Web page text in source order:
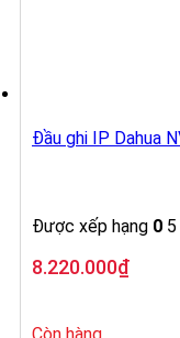
Đầu ghi IP Dahua
Được xếp hạng 0
8.220.000₫